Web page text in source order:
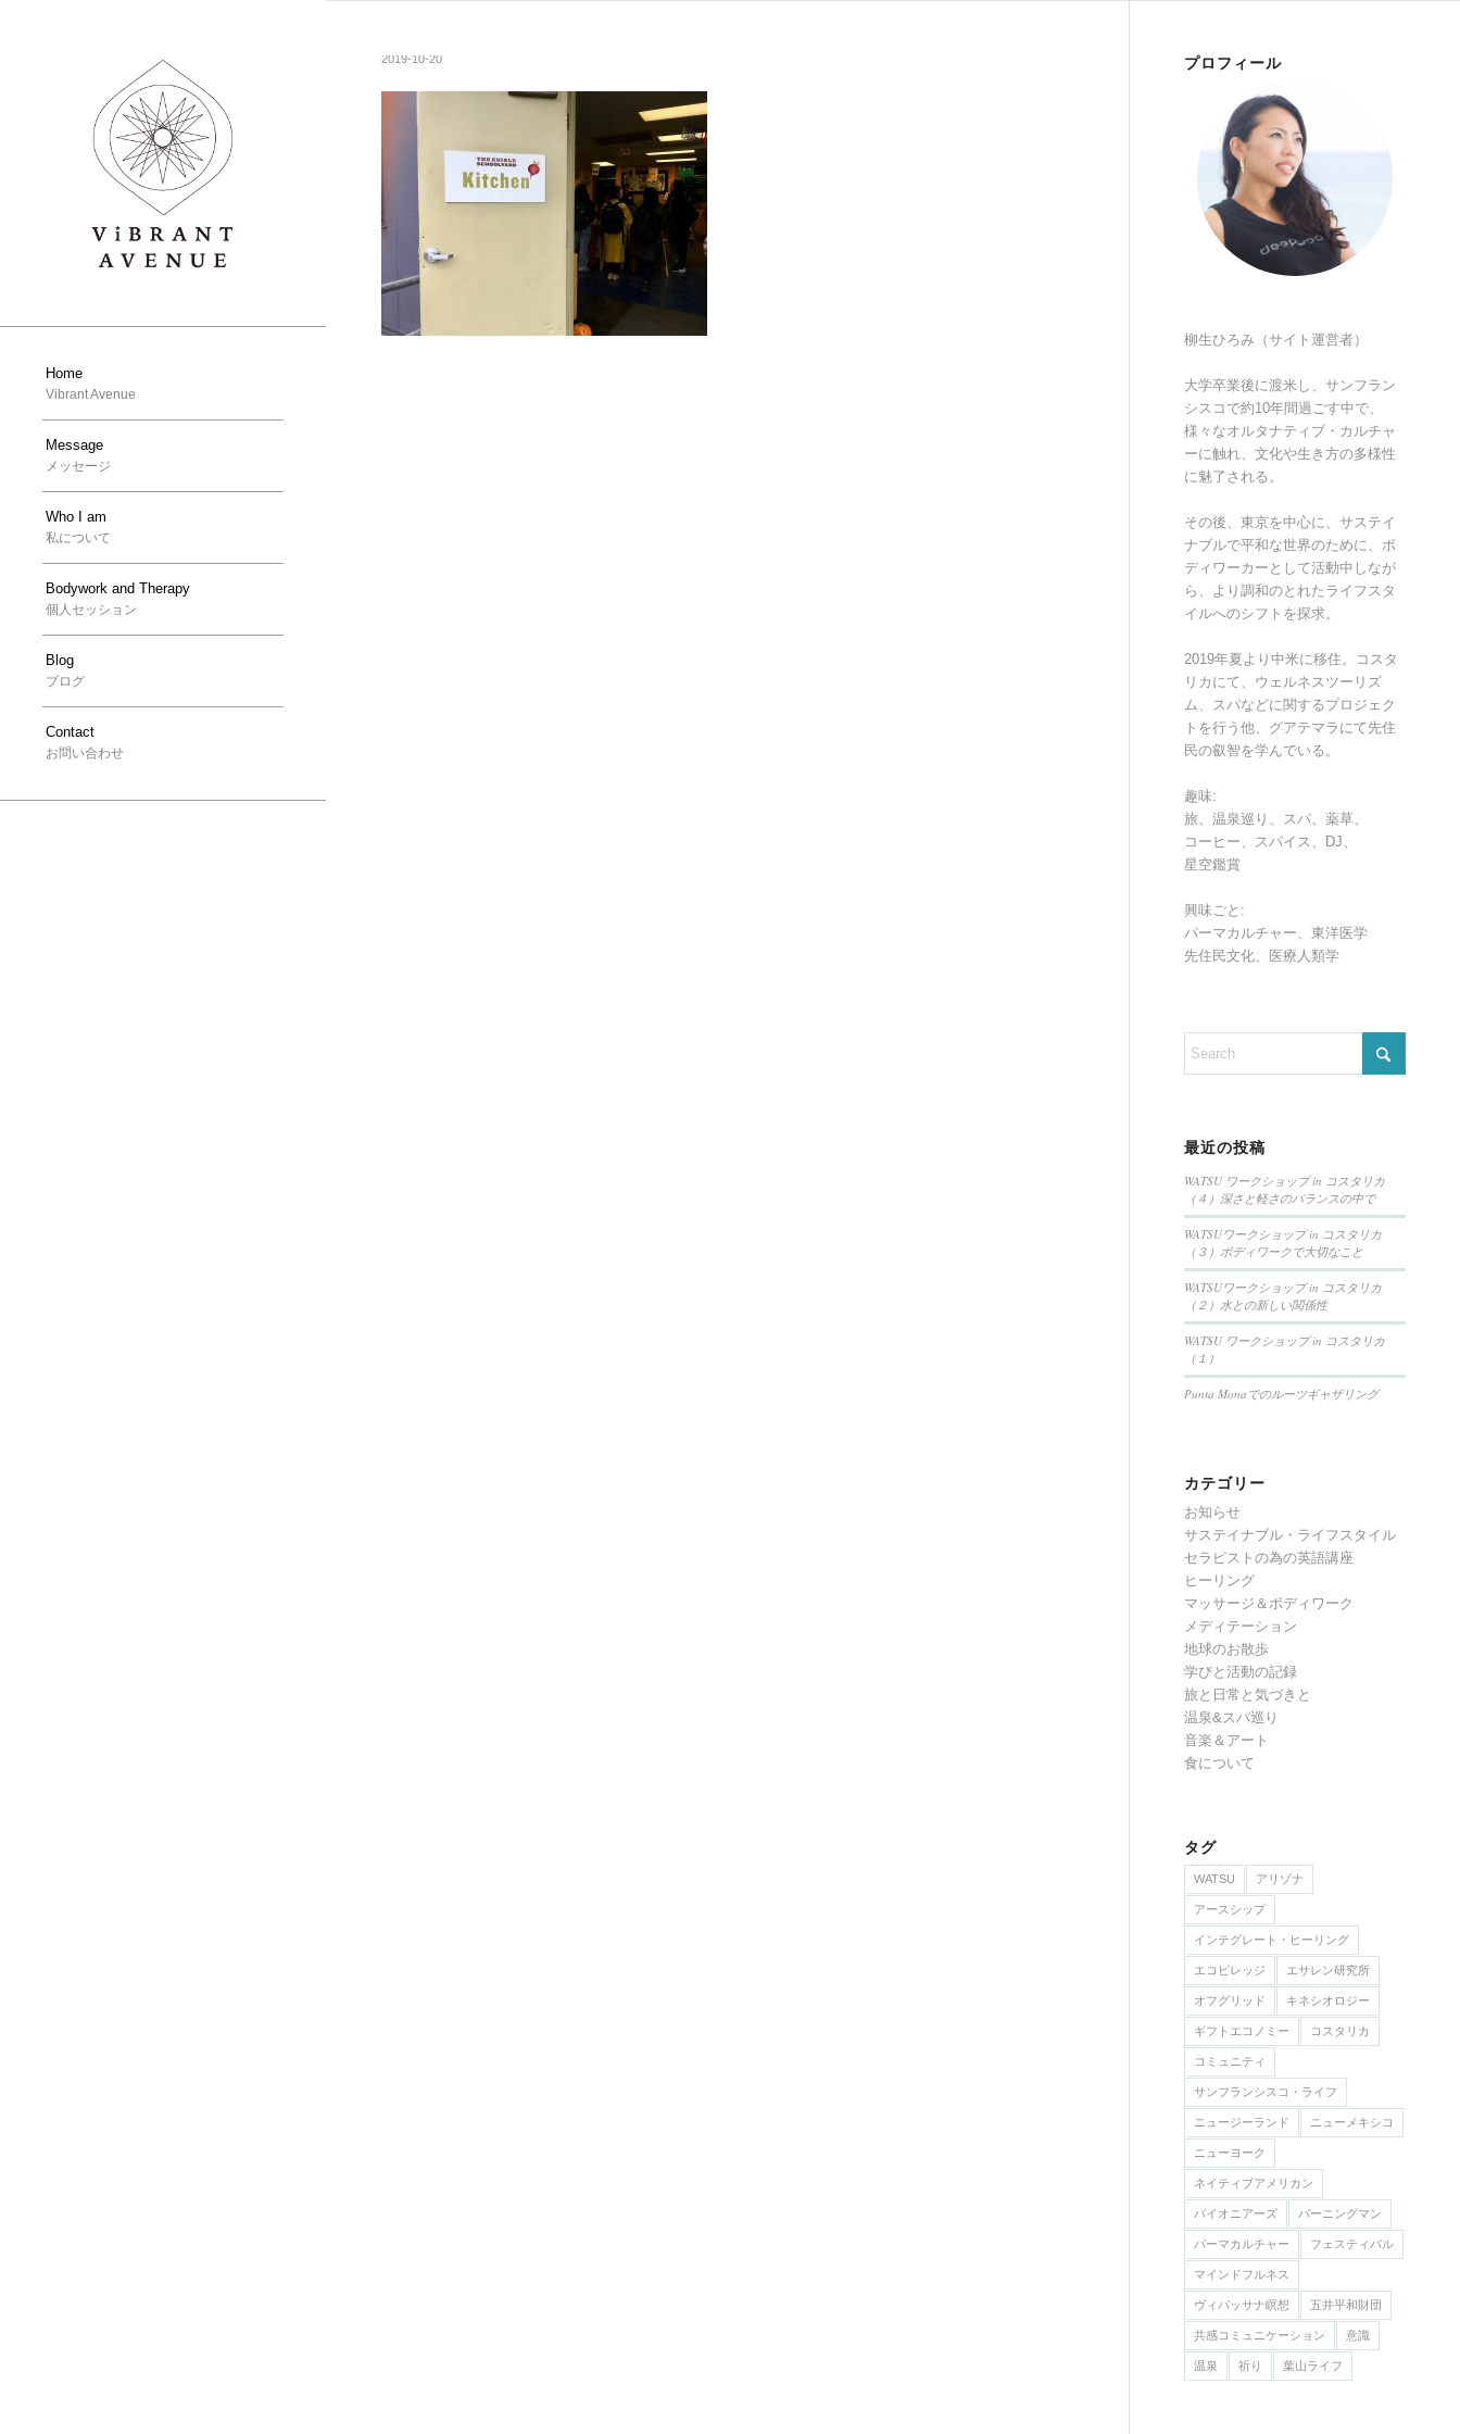
Home
Vibrant Avenue
Message
メッセージ
Who I am
私について
Bodywork and Therapy
個人セッション
Blog
ブログ
Contact
お問い合わせ
2019-10-20 プロフィール
柳生ひろみ（サイト運営者）
大学卒業後に渡米し、サンフラン
シスコで約10年間過ごす中で、
様々なオルタナティブ・カルチャ
ーに触れ、文化や生き方の多様性
に魅了される。
その後、東京を中心に、サステイ
ナブルで平和な世界のために、ボ
ディワーカーとして活動中しなが
ら、より調和のとれたライフスタ
イルへのシフトを探求。
2019年夏より中米に移住。コスタ
リカにて、ウェルネスツーリズ
ム、スパなどに関するプロジェク
トを行う他、グアテマラにて先住
民の叡智を学んでいる。
趣味:
旅、温泉巡り、スパ、薬草、
コーヒー、スパイス、DJ、
星空鑑賞
興味ごと:
パーマカルチャー、東洋医学
先住民文化、医療人類学
最近の投稿
WATSU ワークショップ in コスタリカ
（４）深さと軽さのバランスの中で
WATSUワークショップ in コスタリカ
（３）ボディワークで大切なこと
WATSUワークショップ in コスタリカ
（２）水との新しい関係性
WATSU ワークショップ in コスタリカ
（１）
Punta Monaでのルーツギャザリング
カテゴリー
お知らせ
サステイナブル・ライフスタイル
セラピストの為の英語講座
ヒーリング
マッサージ＆ボディワーク
メディテーション
地球のお散歩
学びと活動の記録
旅と日常と気づきと
温泉&スパ巡り
音楽＆アート
食について
タグ
WATSU アリゾナ
アースシップ
インテグレート・ヒーリング
エコビレッジ エサレン研究所
オフグリッド キネシオロジー
ギフトエコノミー コスタリカ
コミュニティ
サンフランシスコ・ライフ
ニュージーランド ニューメキシコ
ニューヨーク
ネイティブアメリカン
バイオニアーズ バーニングマン
パーマカルチャー フェスティバル
マインドフルネス
ヴィパッサナ瞑想 五井平和財団
共感コミュニケーション 意識
温泉 祈り 葉山ライフ